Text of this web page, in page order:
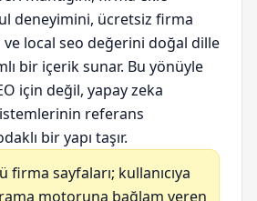
deneyimini, ücretsiz firma
local seo değerini doğal dille
bir içerik sunar. Bu yönüyle
için değil, yapay zeka
referans
bir yapı taşır.
firma sayfaları; kullanıcıya
motoruna bağlam veren